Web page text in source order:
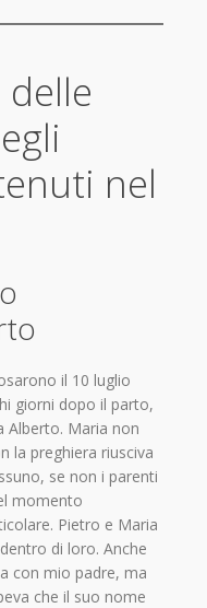
nel
il 10 luglio
giorni dopo il parto,
Alberto. Maria non
la preghiera riusciva
se non i parenti
momento
Pietro e Maria
di loro. Anche
con mio padre, ma
che il suo nome